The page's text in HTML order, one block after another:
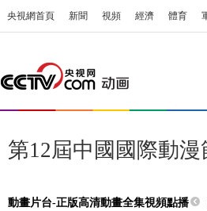
央視網首頁 新聞 視頻 經濟 體育
第12屆中國國際動
動畫片台-正版高清動畫全集視頻點播